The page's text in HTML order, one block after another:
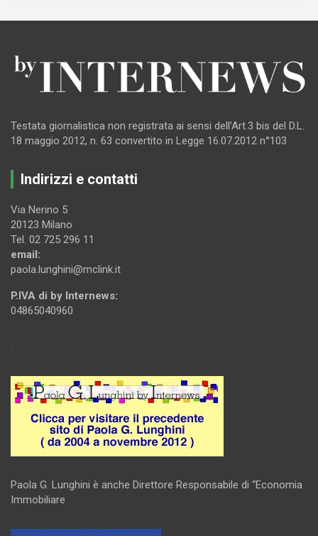
Testata giornalistica non registrata ai sensi dell’Art.3 bis del D.L.
18 maggio 2012, n. 63 convertito in Legge 16.07.2012 n°103
Indirizzi e contatti
Via Nerino 5
20123 Milano
Tel. 02 725 296 11
email:
paola.lunghini@mclink.it
P.IVA di by Internews:
04865040960
.
Paola G. Lunghini è anche Direttore Responsabile di “Economia
Immobiliare